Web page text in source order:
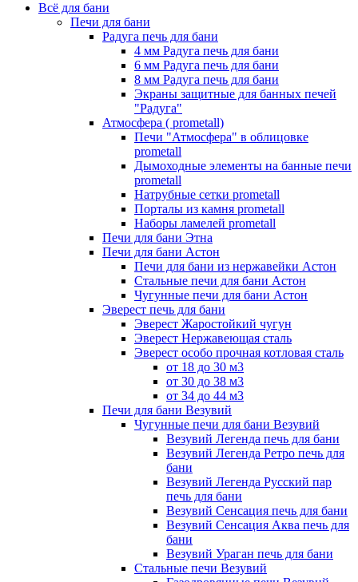
Всё для бани
Печи для бани
Радуга печь для бани
4 мм Радуга печь для бани
6 мм Радуга печь для бани
8 мм Радуга печь для бани
Экраны защитные для банных печей
"Радуга"
Атмосфера ( prometall)
Печи "Атмосфера" в облицовке
prometall
Дымоходные элементы на банные печи
prometall
Натрубные сетки prometall
Порталы из камня prometall
Наборы ламелей prometall
Печи для бани Этна
Печи для бани Астон
Печи для бани из нержавейки Астон
Стальные печи для бани Астон
Чугунные печи для бани Астон
Эверест печь для бани
Эверест Жаростойкий чугун
Эверест Нержавеющая сталь
Эверест особо прочная котловая сталь
от 18 до 30 м3
от 30 до 38 м3
от 34 до 44 м3
Печи для бани Везувий
Чугунные печи для бани Везувий
Везувий Легенда печь для бани
Везувий Легенда Ретро печь для
бани
Везувий Легенда Русский пар
печь для бани
Везувий Сенсация печь для бани
Везувий Сенсация Аква печь для
бани
Везувий Ураган печь для бани
Стальные печи Везувий